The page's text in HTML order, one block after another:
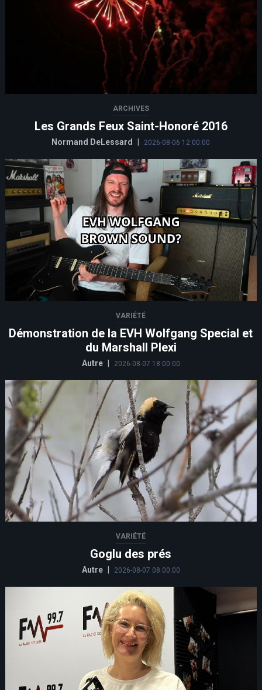
ARCHIVES
Les Grands Feux Saint-Honoré 2016
Normand DeLessard 2026-08-06 12:00:00
VARIÉTÉ
Démonstration de la EVH Wolfgang Special et
du Marshall Plexi
Autre | 2026-08-07 18:00:00
VARIÉTÉ
Goglu des prés
Autre 2026-08-07 08:00:00